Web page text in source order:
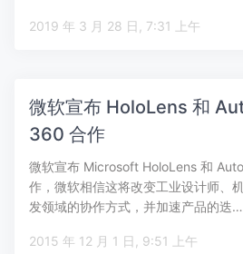
2019 年 3 月 28 日, 7:31 上午
微软宣布 HoloLens 和
360 合作
微软宣布 Microsoft HoloLens 和
作，微软相信这将改变工业设计师、
发领域的协作方式，并加速产品的迭…
2015 年 12 月 1 日, 9:51 上午